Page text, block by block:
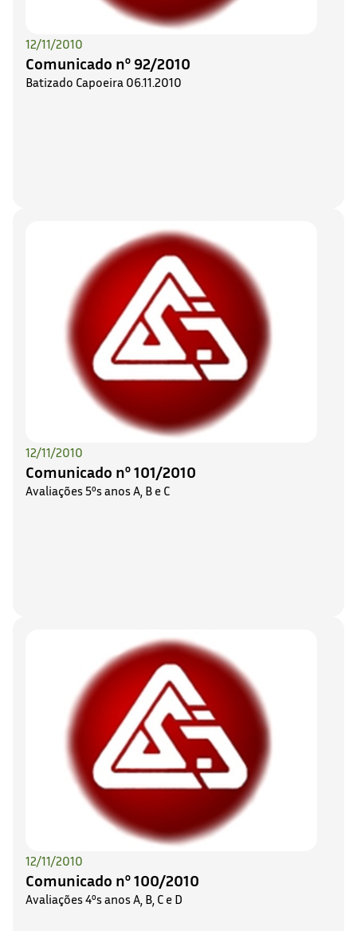
12/11/2010
Comunicado nº 92/2010
Batizado Capoeira 06.11.2010
12/11/2010
Comunicado nº 101/2010
Avaliações 5ºs anos A, B e C
12/11/2010
Comunicado nº 100/2010
Avaliações 4ºs anos A, B, C e D